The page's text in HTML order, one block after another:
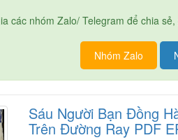
các nhóm Zalo/ Telegram để chia
Nhóm Zalo
Sáu Người Bạn Đồng
Trên Đường Ray PDF